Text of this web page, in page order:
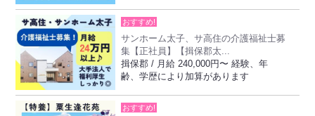
おすすめ!
サンホーム太子、サ高住の介護福祉士募
集【正社員】【揖保郡太...
揖保郡 / 月給 240,000円〜 経験、年
齢、学歴により加算があります
おすすめ!